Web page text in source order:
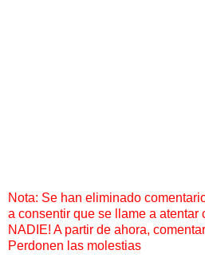
Nota: Se han eliminado
a consentir que se llame a atentar
NADIE! A partir de ahora,
Perdonen las molestias